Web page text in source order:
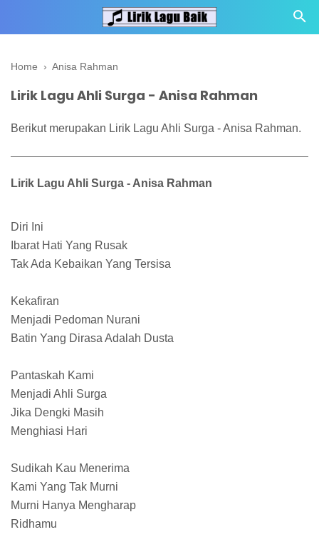
Home › Anisa Rahman
Lirik Lagu Ahli Surga - Anisa Rahman
Berikut merupakan Lirik Lagu Ahli Surga - Anisa Rahman.
Lirik Lagu Ahli Surga - Anisa Rahman
Diri Ini
Ibarat Hati Yang Rusak
Tak Ada Kebaikan Yang Tersisa
Kekafiran
Menjadi Pedoman Nurani
Batin Yang Dirasa Adalah Dusta
Pantaskah Kami
Menjadi Ahli Surga
Jika Dengki Masih
Menghiasi Hari
Sudikah Kau Menerima
Kami Yang Tak Murni
Murni Hanya Mengharap
Ridhamu